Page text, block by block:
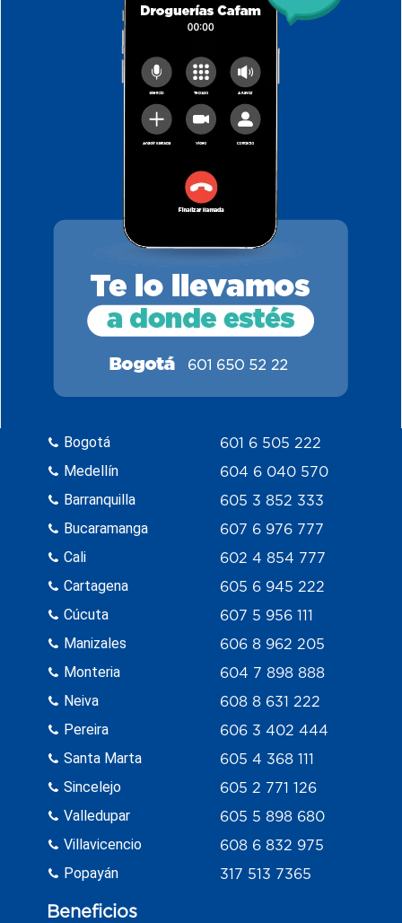
Bogotá
Medellín
Barranquilla
Bucaramanga
Cali
Cartagena
Cúcuta
Manizales
Monteria
Neiva
Pereira
Santa Marta
Sincelejo
Valledupar
Villavicencio
Popayán
601 6 505 222
604 6 040 570
605 3 852 333
607 6 976 777
602 4 854 777
605 6 945 222
607 5 956 111
606 8 962 205
604 7 898 888
608 8 631 222
606 3 402 444
605 4 368 111
605 2 771 126
605 5 898 680
608 6 832 975
317 513 7365
Beneficios